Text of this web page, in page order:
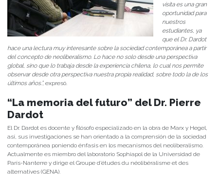
visita es una gran
oportunidad para
nuestros
estudiantes, ya
que el Dr. Dardot
hace una lectura muy interesante sobre la sociedad contemporánea a partir
del concepto de neoliberalismo. Lo hace no solo desde una perspectiva
global, sino que lo trabaja desde la experiencia chilena, lo cual nos permite
observar desde otra perspectiva nuestra propia realidad, sobre todo la de los
últimos años.”, expresó.
“La memoria del futuro” del Dr. Pierre
Dardot
El Dr. Dardot es docente y filósofo especializado en la obra de Marx y Hegel,
así, sus investigaciones se han orientado a la comprensión de la sociedad
contemporánea poniendo énfasis en los mecanismos del neoliberalismo.
Actualmente es miembro del laboratorio Sophiapol de la Universidad de
París-Nanterre y dirige el Groupe d’études du néolibéralisme et des
alternatives (GENA).